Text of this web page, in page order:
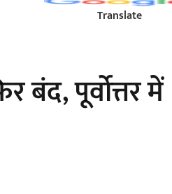
Translate
पूर्वोत्तर में